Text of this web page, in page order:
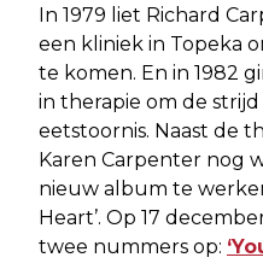
In 1979 liet Richard
een kliniek in Topeka
te komen. En in 1982
in therapie om de
eetstoornis. Naast de
Karen Carpenter nog
nieuw album te
Heart’. Op 17
twee nummers op: